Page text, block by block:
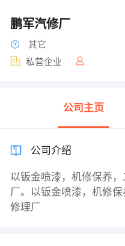
鹏军汽修厂
其它
私营企业
公司主页
公司介绍
以钣金喷漆，机修保养
厂。以钣金喷漆，机修
修理厂